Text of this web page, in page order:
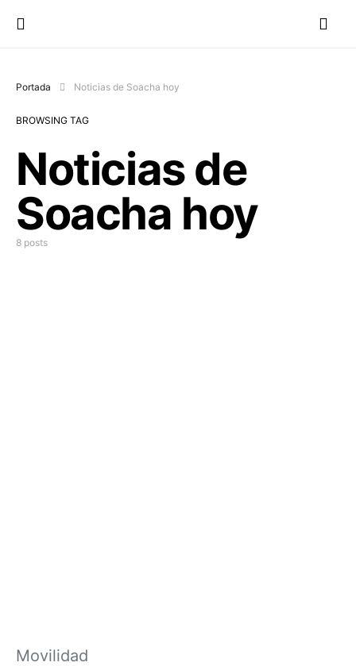
Portada Noticias de Soacha hoy
BROWSING TAG
Noticias de
Soacha hoy
8 posts
Movilidad